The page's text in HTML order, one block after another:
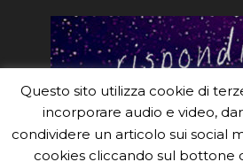
Questo sito utilizza cookie di
incorporare audio e video,
condividere un articolo sui social
cookies cliccando sul bottone